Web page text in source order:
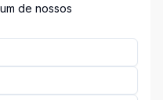
de nossos